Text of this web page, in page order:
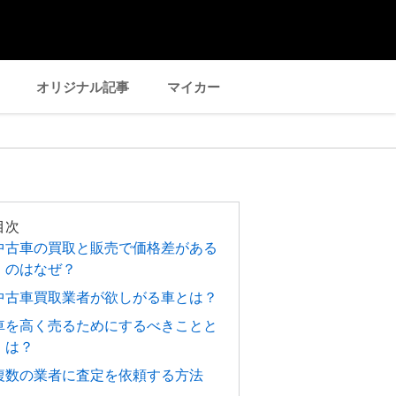
オリジナル記事 マイカー
次
古車の買取と販売で価格差がある
のはなぜ？
古車買取業者が欲しがる車とは？
を高く売るためにするべきことと
は？
数の業者に査定を依頼する方法